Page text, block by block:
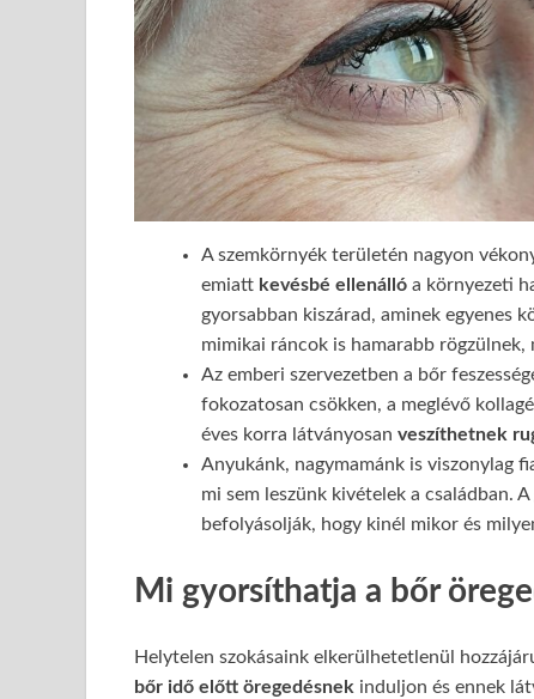
A szemkörnyék területén nagyon
emiatt kevésbé ellenálló a környezeti
gyorsabban kiszárad, aminek egyenes
mimikai ráncok is hamarabb rögzülnek,
Az emberi szervezetben a bőr
fokozatosan csökken, a meglévő
éves korra látványosan veszíthetnek
Anyukánk, nagymamánk is viszonylag
mi sem leszünk kivételek a családban.
befolyásolják, hogy kinél mikor és
Mi gyorsíthatja a bőr
Helytelen szokásaink elkerülhetetlenül
bőr idő előtt öregedésnek induljon és ennek